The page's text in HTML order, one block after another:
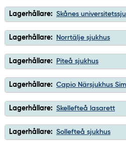
Lagerhållare: Skånes
Lagerhållare: Norrtälje sjukhus
Lagerhållare: Piteå sjukhus
Lagerhållare: Capio Närsjukhus
Lagerhållare: Skellefteå lasarett
Lagerhållare: Sollefteå sjukhus